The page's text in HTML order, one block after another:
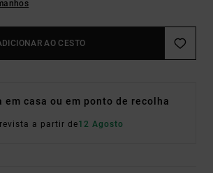
AO CESTO
em casa ou em ponto de recolha
a partir de12 Agosto